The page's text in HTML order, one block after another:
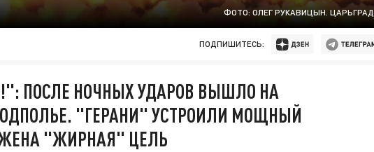
ФОТО: ОЛЕГ РУКАВИЦЫН. ЦАРЬГРАД
ПОДПИШИТЕСЬ:
ПОСЛЕ НОЧНЫХ УДАРОВ ВЫШЛО НА
"ГЕРАНИ" УСТРОИЛИ МОЩНЫЙ
"ЖИРНАЯ" ЦЕЛЬ